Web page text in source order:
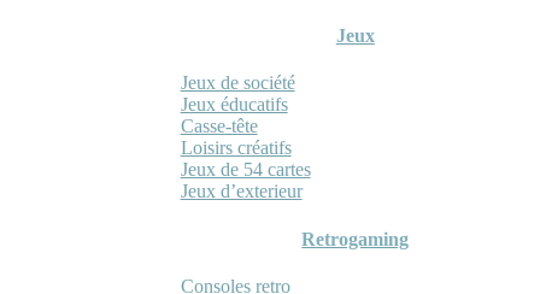
Jeux
Jeux de société
Jeux éducatifs
Casse-tête
Loisirs créatifs
Jeux de 54 cartes
Jeux d’exterieur
Retrogaming
Consoles retro